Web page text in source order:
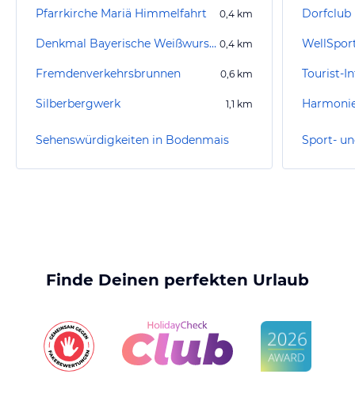
Pfarrkirche Mariä Himmelfahrt 0,4 km
Denkmal Bayerische Weißwurstkönigin 0,4 km
Fremdenverkehrsbrunnen 0,6 km
Silberbergwerk 1,1 km
Sehenswürdigkeiten in Bodenmais
Dorfclub
Tourist-
Finde Deinen perfekten Urlaub